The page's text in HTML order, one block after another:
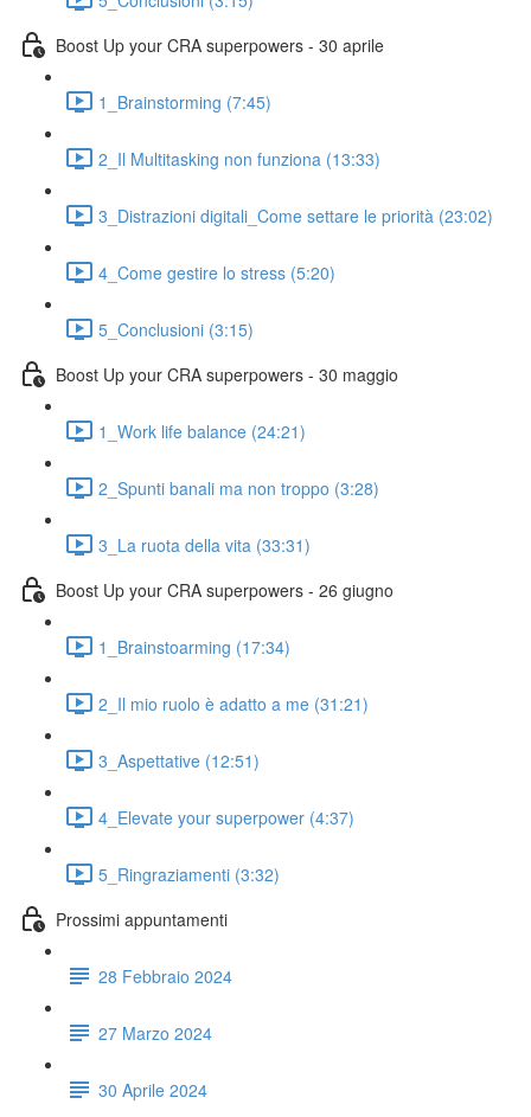
Boost Up your CRA superpowers - 30 aprile
1_Brainstorming (7:45)
2_Il Multitasking non funziona (13:33)
3_Distrazioni digitali_Come settare le priorità (23:02)
4_Come gestire lo stress (5:20)
5_Conclusioni (3:15)
Boost Up your CRA superpowers - 30 maggio
1_Work life balance (24:21)
2_Spunti banali ma non troppo (3:28)
3_La ruota della vita (33:31)
Boost Up your CRA superpowers - 26 giugno
1_Brainstoarming (17:34)
2_Il mio ruolo è adatto a me (31:21)
3_Aspettative (12:51)
4_Elevate your superpower (4:37)
5_Ringraziamenti (3:32)
Prossimi appuntamenti
28 Febbraio 2024
27 Marzo 2024
30 Aprile 2024